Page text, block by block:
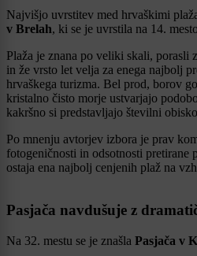
Najvišjo uvrstitev med hrvaškimi
v Brelah, ki se je uvrstila na 14.
Plaža je znana po veliki skali, porasli
in že vrsto let velja za enega najbolj
hrvaškega turizma. Bel prod, borov
kristalno čisto morje ustvarjajo
kakršno si predstavljajo številni
Po mnenju avtorjev izbora je prav
fotogeničnosti in odsotnosti pretirane
ostaja ena najbolj cenjenih plaž na
Pasjača navdušuje z
Na 32. mestu se je znašla Pasjača v